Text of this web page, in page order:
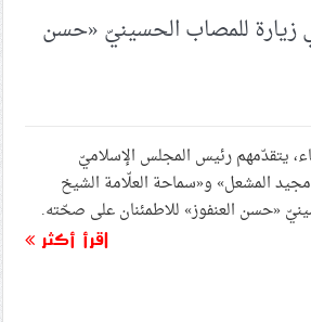
زيارة للمصاب الحسينيّ «حسن
يتقدّمهم رئيس المجلس الإسلاميّ
المشعل» و«سماحة العلّامة الشيخ
«حسن العنفوز» للاطمئنان على صحّته.
اقرأ أكثر